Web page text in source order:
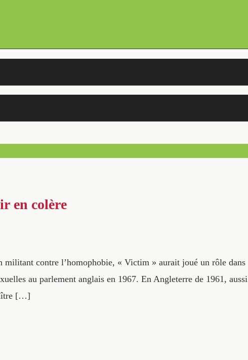
en colère
contre l’homophobie, « Victim » aurait joué un rôle dans
au parlement anglais en 1967. En Angleterre de 1961, aussi
[…]